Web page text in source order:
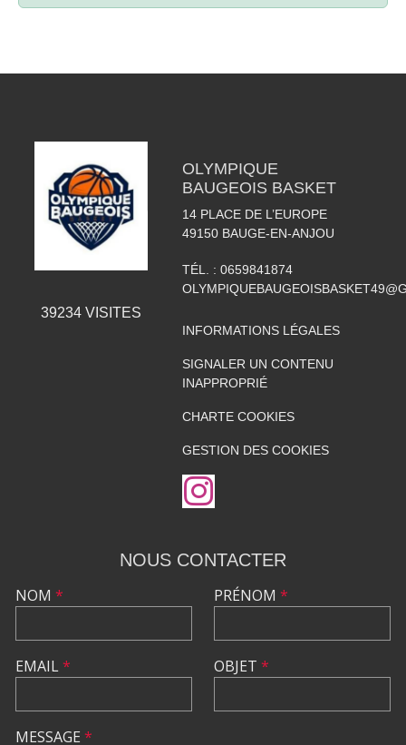
39234VISITES
OLYMPIQUE
BAUGEOIS BASKET
14 PLACE DE L’EUROPE
49150 BAUGE-EN-ANJOU
TÉL. : 0659841874
INFORMATIONS LÉGALES
SIGNALER UN CONTENU
INAPPROPRIÉ
CHARTE COOKIES
GESTION DES COOKIES
NOUS CONTACTER
NOM *
EMAIL*
PRÉNOM *
OBJET *
MESSAGE *